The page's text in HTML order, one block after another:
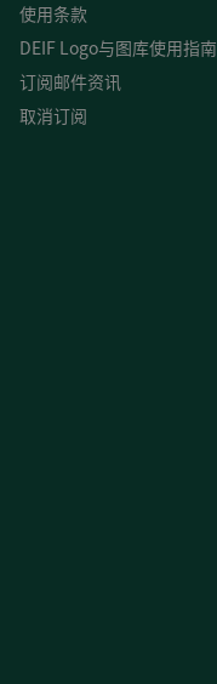
使用条款
DEIF Logo与图库使用指南
订阅邮件资讯
取消订阅